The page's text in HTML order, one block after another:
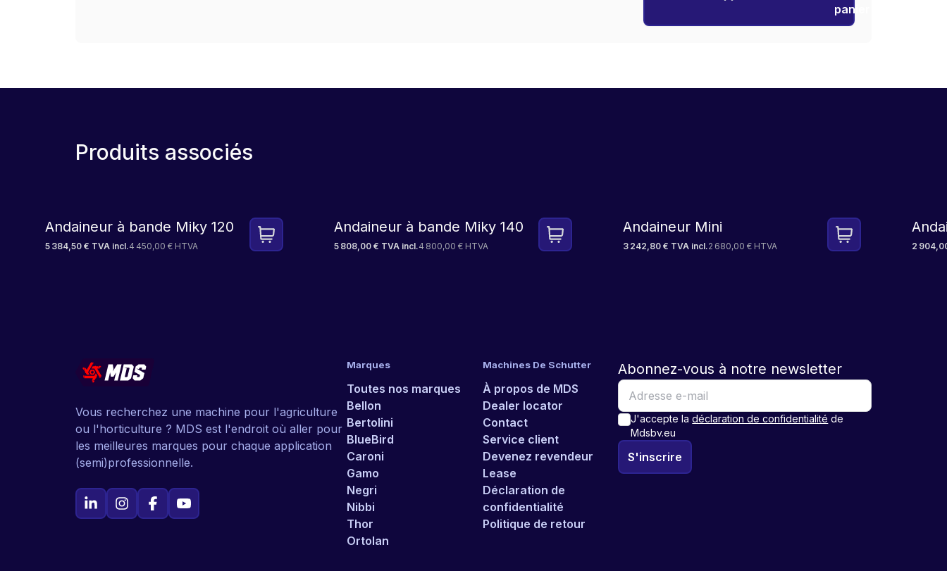
panier
Produits associés
Andaineur à bande Miky 120
5 384,50 € TVA incl.4 450,00 € HTVA
Andaineur à bande Miky 140
5 808,00 € TVA incl.4 800,00 € HTVA
Andaineur Mini
3 242,80 € TVA incl.2 680,00 € HTVA 2
Vous recherchez une machine pour l'agriculture
ou l'horticulture ? MDS est l'endroit où aller pour
les meilleures marques pour chaque application
(semi)professionnelle.
Marques
Toutes nos marques
Bellon
Bertolini
BlueBird
Caroni
Gamo
Negri
Nibbi
Thor
Ortolan
Machines De Schutter
À propos de MDS
Dealer locator
Contact
Service client
Devenez revendeur
Lease
Déclaration de
confidentialité
Politique de retour
Abonnez-vous à notre newsletter
J'accepte ladéclaration de confidentialité de
Mdsbv.eu
S'inscrire